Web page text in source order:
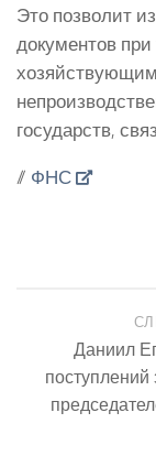
Это позволит
документов
государств,
// ФНС
Даниил
поступлений